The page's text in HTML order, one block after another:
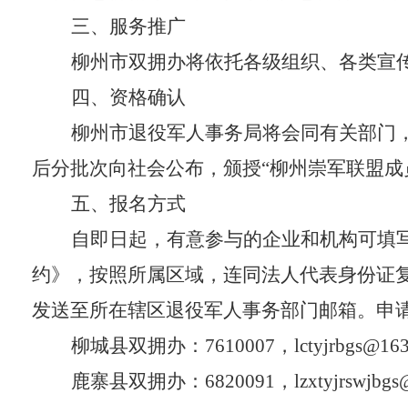
三、服务推广
柳州市双拥办将依托各级组织、各类宣
四、资格确认
柳州市退役军人事务局将会同有关部门
后分批次向社会公布，颁授“柳州崇军联盟
五、报名方式
自即日起，有意参与的企业和机构可填
约》， 按照所属区域， 连同法人代表身份证
发送至所在辖区退役军人事务部门邮箱。 申
柳城县双拥办 ： 7610007，
鹿寨县双拥办 ： 6820091，